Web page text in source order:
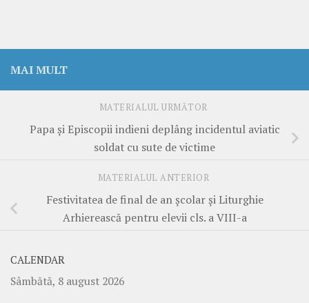
MAI MULT
MATERIALUL URMĂTOR
Papa și Episcopii indieni deplâng incidentul aviatic
soldat cu sute de victime
MATERIALUL ANTERIOR
Festivitatea de final de an școlar și Liturghie
Arhierească pentru elevii cls. a VIII-a
CALENDAR
Sâmbătă, 8 august 2026